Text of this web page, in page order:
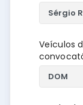
Veículos